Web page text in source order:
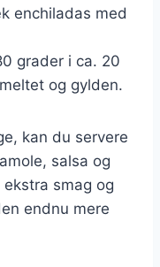
enchiladas med
grader i ca. 20
og gylden.
kan du servere
salsa og
smag og
endnu mere